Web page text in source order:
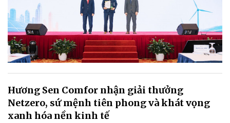
Hương Sen Comfor nhận giải thưởng
Netzero, sứ mệnh tiên phong và khát vọng
xanh hóa nền kinh tế